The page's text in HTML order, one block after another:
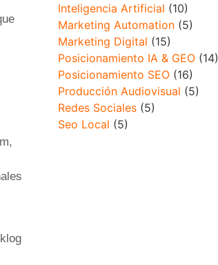
Inteligencia Artificial (10)
Marketing Automation(5)
Marketing Digital (15)
Posicionamiento IA & GEO(14)
Posicionamiento SEO(16)
Producción Audiovisual (5)
Redes Sociales(5)
Seo Local (5)